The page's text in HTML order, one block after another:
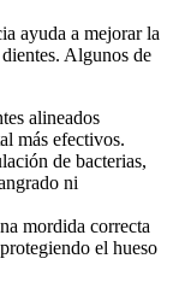
ayuda a mejorar la
Algunos de
alineados
más efectivos.
de bacterias,
ni
mordida correcta
el hueso